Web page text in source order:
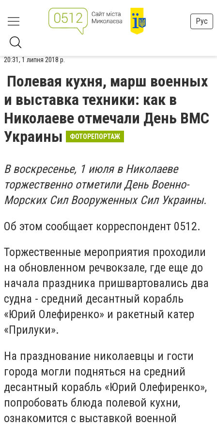
Рус
20:31, 1 липня 2018 р.
Полевая кухня, марш военных
и выставка техники: как в
Николаеве отмечали День ВМС
Украины
ФОТОРЕПОРТАЖ
В воскресенье, 1 июля в Николаеве
торжественно отметили День Военно-
Морских Сил Вооруженных Сил Украины.
Об этом сообщает корреспондент 0512.
Торжественные мероприятия проходили
на обновленном речвокзале, где еще до
начала праздника пришвартовались два
судна - средний десантный корабль
«Юрий Олефиренко» и ракетный катер
«Прилуки».
На празднование николаевцы и гости
города могли подняться на средний
десантный корабль «Юрий Олефиренко»,
попробовать блюда полевой кухни,
ознакомится с выставкой военной